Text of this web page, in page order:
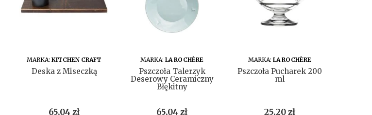
DO KOSZYKA
MARKA: KITCHEN CRAFT
Deska z Miseczką
Cena
65,04 zł
DO KOSZYKA
MARKA: LA ROCHÈRE
Pszczoła Talerzyk
Deserowy Ceramiczny
Błękitny
Cena
65,04 zł
DO KOSZYKA
MARKA: LA ROCHÈRE
Pszczoła Pucharek 200
ml
Cena
25,20 zł